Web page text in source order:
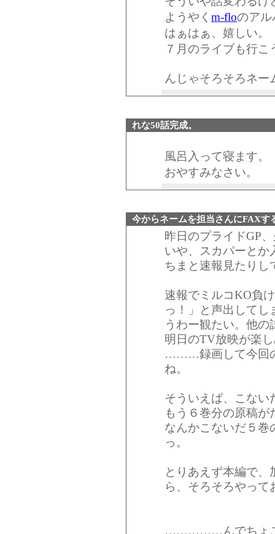
ようやく m-floのアル
はぁはぁ、嬉しい。
７月のライブも行こ
んじゃそろそろネ
れな50話完成。
風呂入って寝ます。
おやすみなさい。
今からネームを担当さんにFAXす
昨日のプライドGP
いや、スカパーとか
ちまと速報見たりし
速報でミルコKO負
っ！」と声出してし
うわー観たい。他
明日のTV放映が楽
………録画して今回
ね。
そういえば、こない
もう６巻分の原稿
なんかこないだ５巻
っ。
とりあえず本編で
ら、そろそろやって
……………んでちょ